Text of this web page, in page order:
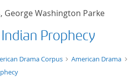
George Washington Parke
Prophecy
tg.edition+tg.aggregation+xml
Drama Corpus American Drama